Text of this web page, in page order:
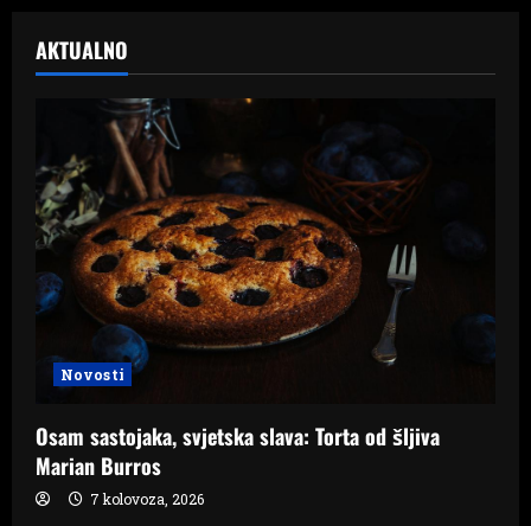
AKTUALNO
Novosti
Osam sastojaka, svjetska slava: Torta od šljiva
Marian Burros
7 kolovoza, 2026